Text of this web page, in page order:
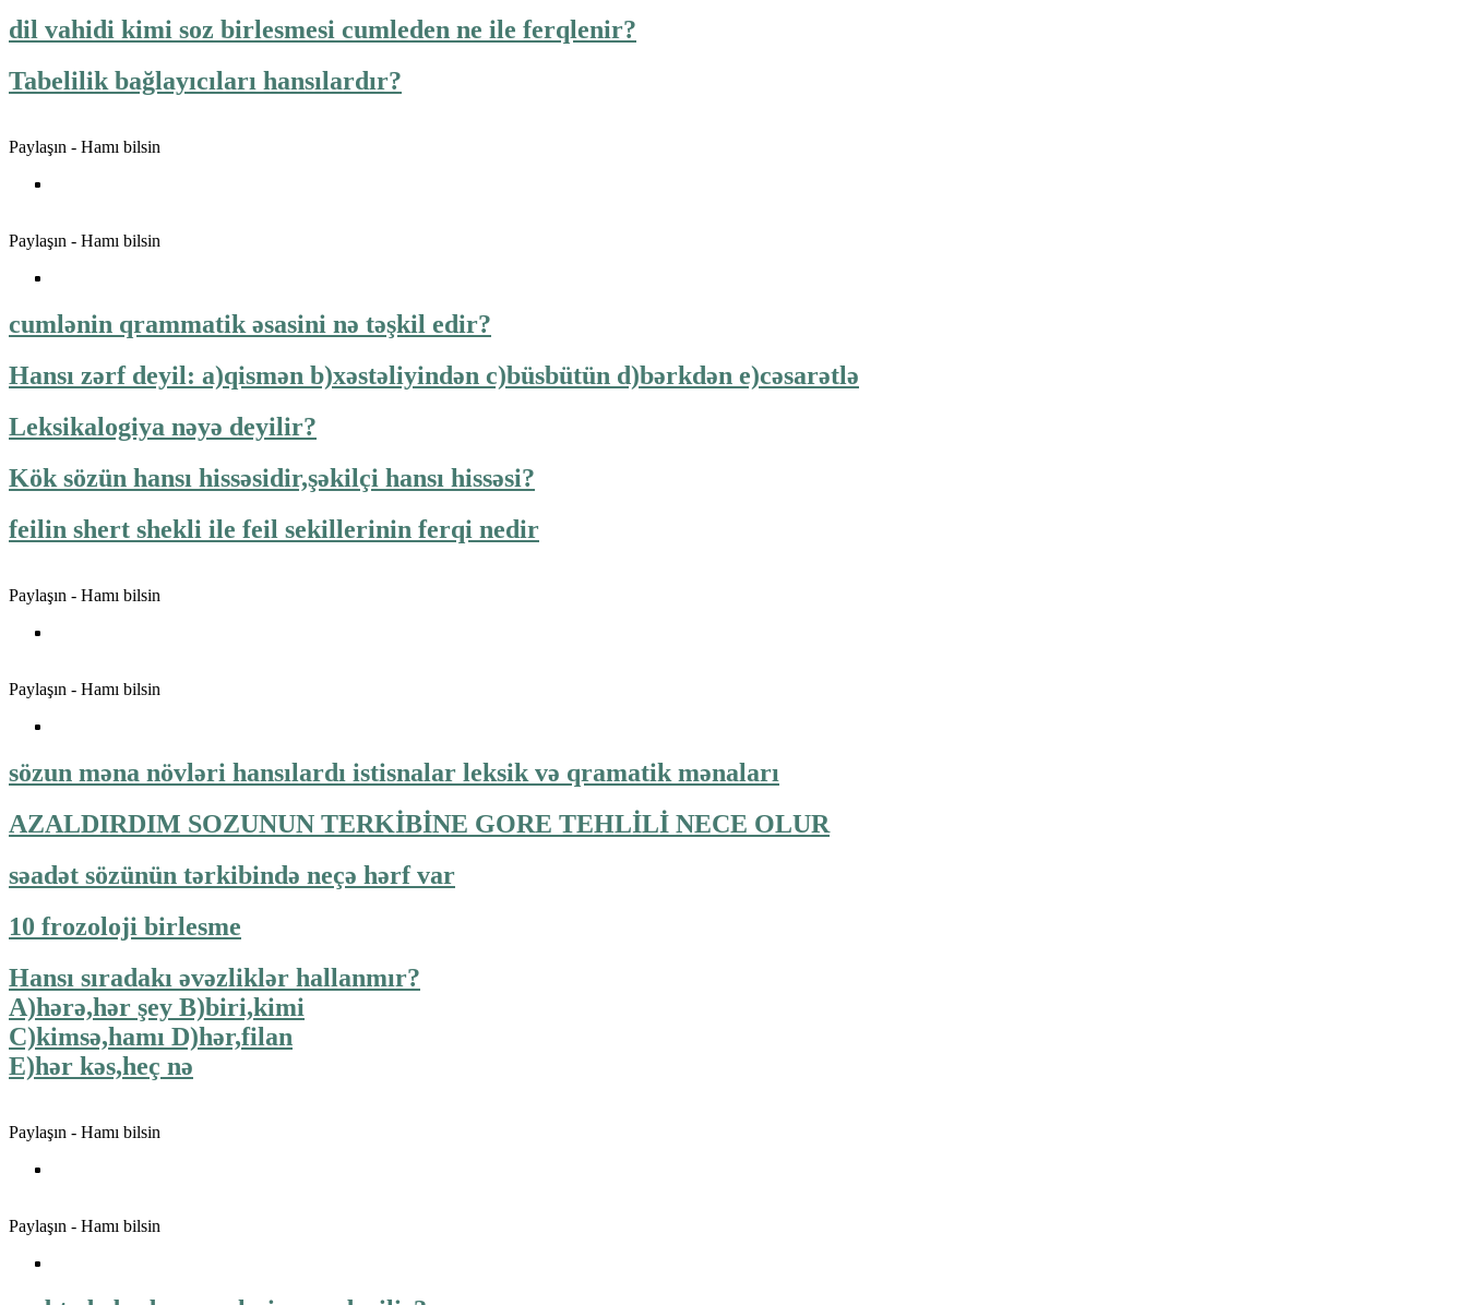
dil vahidi kimi soz birlesmesi cumleden ne ile ferqlenir?
Tabelilik bağlayıcıları hansılardır?
Paylaşın - Hamı bilsin
Paylaşın - Hamı bilsin
cumlənin qrammatik əsasini nə təşkil edir?
Hansı zərf deyil: a)qismən b)xəstəliyindən c)büsbütün d)bərkdən e)cəsarətlə
Leksikalogiya nəyə deyilir?
Kök sözün hansı hissəsidir,şəkilçi hansı hissəsi?
feilin shert shekli ile feil sekillerinin ferqi nedir
Paylaşın - Hamı bilsin
Paylaşın - Hamı bilsin
sözun məna növləri hansılardı istisnalar leksik və qramatik mənaları
AZALDIRDIM SOZUNUN TERKİBİNE GORE TEHLİLİ NECE OLUR
səadət sözünün tərkibində neçə hərf var
10 frozoloji birlesme
Hansı sıradakı əvəzliklər hallanmır?
A)hərə,hər şey B)biri,kimi
C)kimsə,hamı D)hər,filan
E)hər kəs,heç nə
Paylaşın - Hamı bilsin
Paylaşın - Hamı bilsin